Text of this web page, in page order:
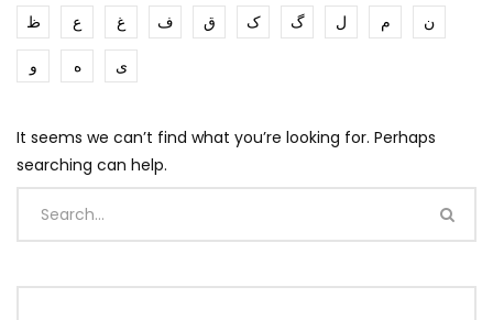
ظ
ع غ ف ق ک گ ل م
ن
و
ه ی
It seems we can’t find what you’re looking for. Perhaps
searching can help.